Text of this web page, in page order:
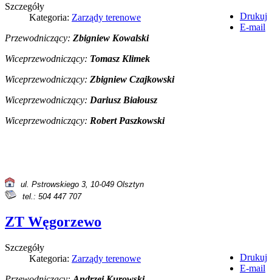
Drukuj
E-mail
Szczegóły
Kategoria: Zarządy terenowe
Przewodniczący: Zbigniew Kowalski
Wiceprzewodniczący: Tomasz Klimek
Wiceprzewodniczący: Zbigniew Czajkowski
Wiceprzewodniczący: Dariusz Białousz
Wiceprzewodniczący: Robert Paszkowski
ul. Pstrowskiego 3,
10-049 Olsztyn
tel.: 504 447 707
ZT Węgorzewo
Drukuj
E-mail
Szczegóły
Kategoria: Zarządy terenowe